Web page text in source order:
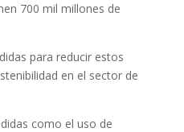
700 mil millones de
para reducir estos
en el sector de
como el uso de